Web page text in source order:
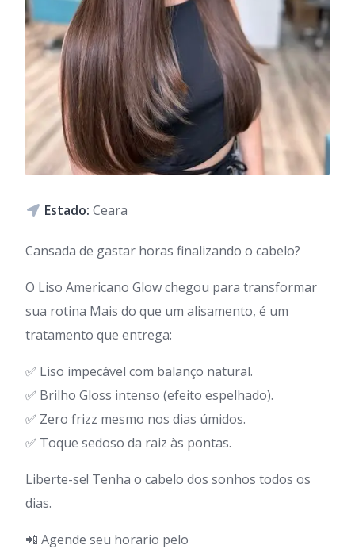
Estado: Ceara
Cansada de gastar horas finalizando o cabelo?
O Liso Americano Glow chegou para transformar
sua rotina Mais do que um alisamento, é um
tratamento que entrega:
✅ Liso impecável com balanço natural.
✅ Brilho Gloss intenso (efeito espelhado).
✅ Zero frizz mesmo nos dias úmidos.
✅ Toque sedoso da raiz às pontas.
Liberte-se! Tenha o cabelo dos sonhos todos os
dias.
📲 Agende seu horario pelo